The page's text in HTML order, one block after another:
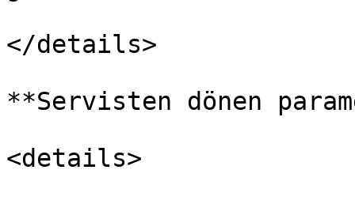
</details>
**Servisten dönen
<details>